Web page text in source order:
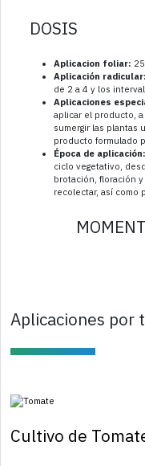
DOSIS
Aplicacion foliar:
Aplicación radicular:
de 2 a 4 y los
Aplicaciones
aplicar el producto,
sumergir las plantas
producto formulado
Época de aplicación:
ciclo vegetativo,
brotación, floración
recolectar, así como
Aplicaciones por
Cultivo de